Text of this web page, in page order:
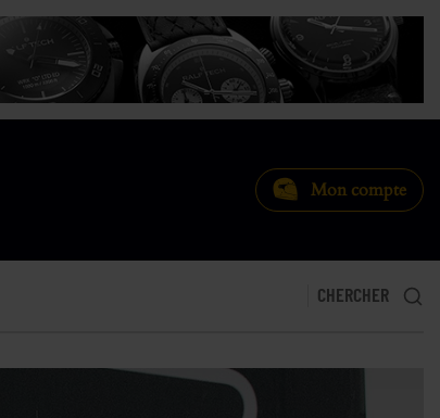
Mon compte
CHERCHER